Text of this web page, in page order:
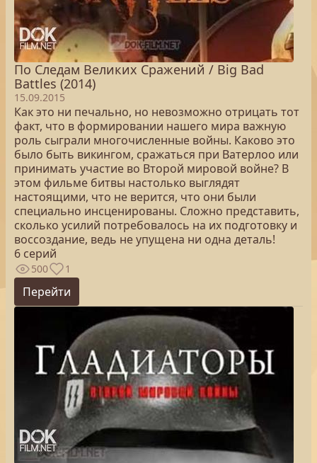
По Следам Великих Сражений / Big Bad
Battles (2014)
15.09.2015
Как это ни печально, но невозможно отрицать тот
факт, что в формировании нашего мира важную
роль сыграли многочисленные войны. Каково это
было быть викингом, сражаться при Ватерлоо или
принимать участие во Второй мировой войне? В
этом фильме битвы настолько выглядят
настоящими, что не верится, что они были
специально инсценированы. Сложно представить,
сколько усилий потребовалось на их подготовку и
воссоздание, ведь не упущена ни одна деталь!
6 серий
500 1
Перейти